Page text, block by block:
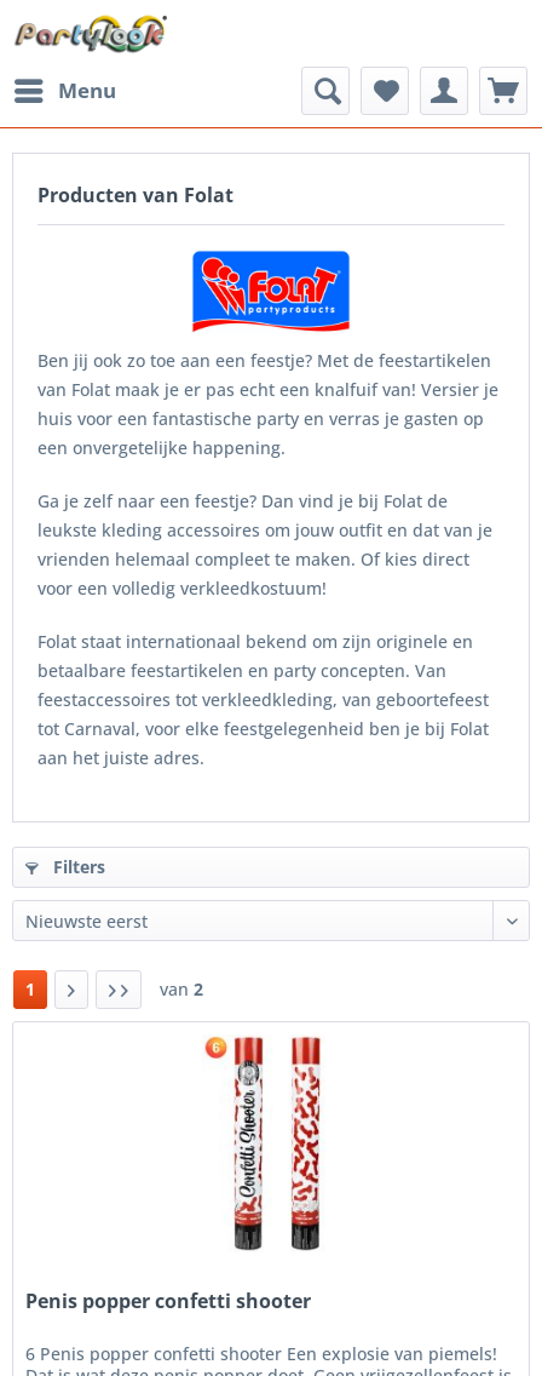
Menu
Producten van Folat
Ben jij ook zo toe aan een feestje? Met de feestartikelen
van Folat maak je er pas echt een knalfuif van! Versier je
huis voor een fantastische party en verras je gasten op
een onvergetelijke happening.
Ga je zelf naar een feestje? Dan vind je bij Folat de
leukste kleding accessoires om jouw outfit en dat van je
vrienden helemaal compleet te maken. Of kies direct
voor een volledig verkleedkostuum!
Folat staat internationaal bekend om zijn originele en
betaalbare feestartikelen en party concepten. Van
feestaccessoires tot verkleedkleding, van geboortefeest
tot Carnaval, voor elke feestgelegenheid ben je bij Folat
aan het juiste adres.
Filters
1 van 2
Penis popper confetti shooter
6 Penis popper confetti shooter Een explosie van piemels!